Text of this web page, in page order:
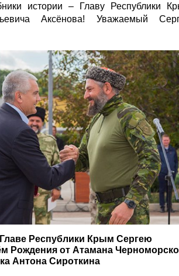
истории – Главу Республики
Аксёнова! Уважаемый
Республики Крым Сергею
Рождения от Атамана
Антона Сироткина